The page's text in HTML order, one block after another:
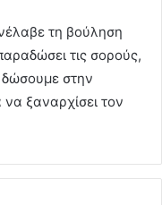
τη βούληση
τις σορούς,
δώσουμε στην
να ξαναρχίσει τον